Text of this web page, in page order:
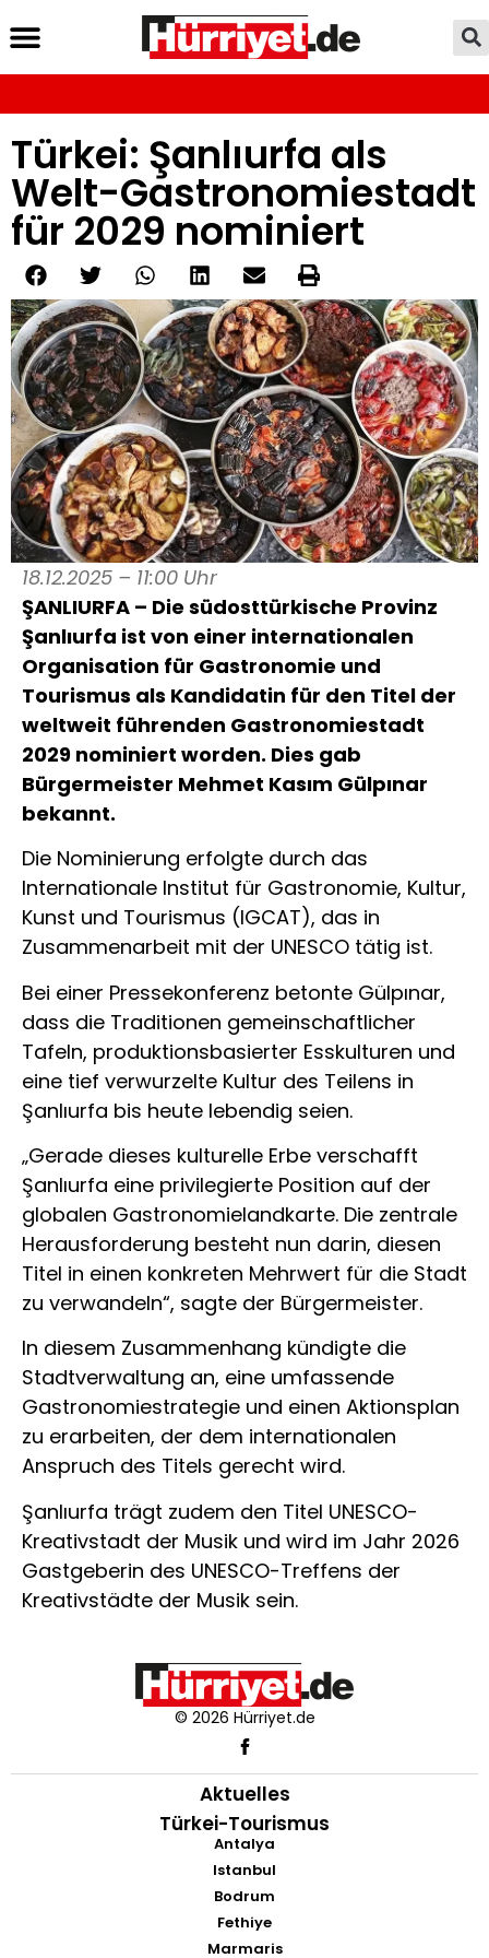
Türkei: Şanlıurfa als
Welt-Gastronomiestadt
für 2029 nominiert
18.12.2025 – 11:00 Uhr
ŞANLIURFA – Die südosttürkische Provinz
Şanlıurfa ist von einer internationalen
Organisation für Gastronomie und
Tourismus als Kandidatin für den Titel der
weltweit führenden Gastronomiestadt
2029 nominiert worden. Dies gab
Bürgermeister Mehmet Kasım Gülpınar
bekannt.
Die Nominierung erfolgte durch das
Internationale Institut für Gastronomie, Kultur,
Kunst und Tourismus (IGCAT), das in
Zusammenarbeit mit der UNESCO tätig ist.
Bei einer Pressekonferenz betonte Gülpınar,
dass die Traditionen gemeinschaftlicher
Tafeln, produktionsbasierter Esskulturen und
eine tief verwurzelte Kultur des Teilens in
Şanlıurfa bis heute lebendig seien.
„Gerade dieses kulturelle Erbe verschafft
Şanlıurfa eine privilegierte Position auf der
globalen Gastronomielandkarte. Die zentrale
Herausforderung besteht nun darin, diesen
Titel in einen konkreten Mehrwert für die Stadt
zu verwandeln“, sagte der Bürgermeister.
In diesem Zusammenhang kündigte die
Stadtverwaltung an, eine umfassende
Gastronomiestrategie und einen Aktionsplan
zu erarbeiten, der dem internationalen
Anspruch des Titels gerecht wird.
Şanlıurfa trägt zudem den Titel UNESCO-
Kreativstadt der Musik und wird im Jahr 2026
Gastgeberin des UNESCO-Treffens der
Kreativstädte der Musik sein.
© 2026 Hürriyet.de
Aktuelles
Türkei-Tourismus
Antalya
Istanbul
Bodrum
Fethiye
Marmaris